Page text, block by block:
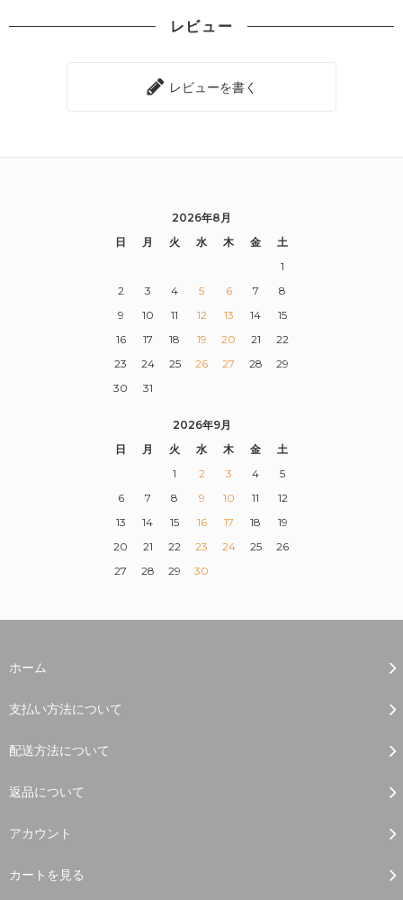
レビュー
レビューを書く
2026年8月
日
月 火 水 木 金
土
1
2
3 4 5 6 7
8
9
10 11 12 13 14
15
16
17 18 19 20 21
22
23
24 25 26 27 28
29
30
31
2026年9月
日
月 火 水 木 金
土
1
2 3 4
5
6
7 8 9 10 11
12
13
14 15 16 17 18
19
20
21 22 23 24 25
26
27
28 29 30
ホーム
支払い方法について
配送方法について
返品について
アカウント
カートを見る